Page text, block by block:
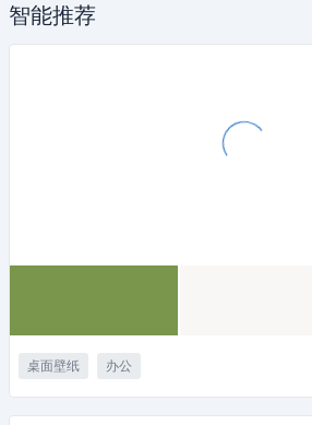
智能推荐
桌面壁纸 办公